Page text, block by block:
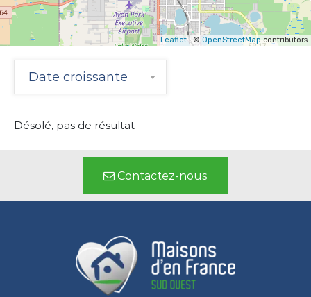
Leaflet| © OpenStreetMap contributors
Date croissante
Désolé, pas de résultat
Contactez-nous